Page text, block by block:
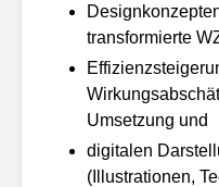
transformierte
Umsetzung und
digitalen
(Illustrationen,